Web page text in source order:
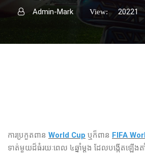
Admin-Mark View: 20221
ការ​ប្រកួត​ពាន​ World Cup ឬក៏​ពាន​ FIFA
ទាត់​មួយ​ដ៏​ធំ​រយៈ​ពេល​ ៤ឆ្នាំ​ម្ដង​ ដែល​បង្កើត​ឡើង​ត